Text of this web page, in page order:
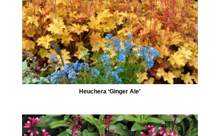
Heuchera ‘Ginger Ale’